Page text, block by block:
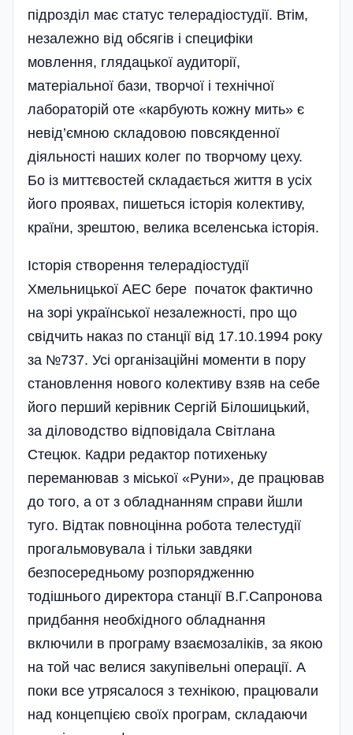
підрозділ має статус телерадіостудії. Втім,
незалежно від обсягів і специфі­ки
мовлення, глядацької аудиторії,
матеріальної бази, творчої і технічної
лабораторій оте «карбують кожну мить» є
невід’ємною складовою повсякденної
діяльності наших колег по творчому цеху.
Бо із миттєвостей складається життя в усіх
його проявах, пишеться історія колективу,
країни, зрештою, велика вселенська історія.
Історія створення телерадіостудії
Хмельницької АЕС бере початок фактично
на зорі української незалежності, про що
свідчить наказ по станції від 17.10.1994 року
за №737. Усі організаційні моменти в пору
становлення нового колективу взяв на себе
його перший керівник Сергій Білошицький,
за діловодство відпові­дала Світлана
Стецюк. Кадри редактор потихеньку
переманював з міської «Руни», де працював
до того, а от з обладнанням справи йшли
туго. Відтак повноцінна робота телестудії
прогальмовувала і тільки завдяки
безпосередньому розпорядженню
тодішнього директора станції В.Г.Сапронова
придбання необхідного об­лад­­нання
включили в програму взаємозаліків, за якою
на той час велися закупівельні операції. А
поки все утрясалося з технікою, працювали
над концепцією своїх програм, складаючи